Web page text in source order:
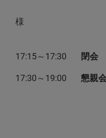
＜座長＞物質
様 ＜パネリ
17:15～17:30 閉会
17:30～19:00 懇親